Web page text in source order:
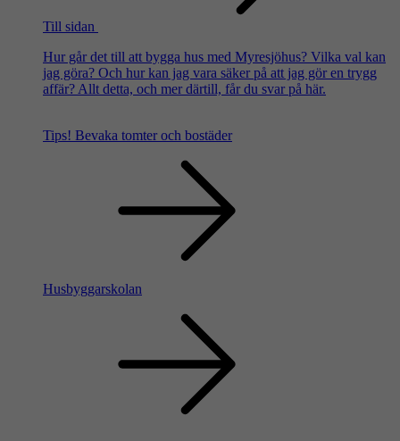
Till sidan
Hur går det till att bygga hus med Myresjöhus? Vilka val kan
jag göra? Och hur kan jag vara säker på att jag gör en trygg
affär? Allt detta, och mer därtill, får du svar på här.
Tips! Bevaka tomter och bostäder
Husbyggarskolan